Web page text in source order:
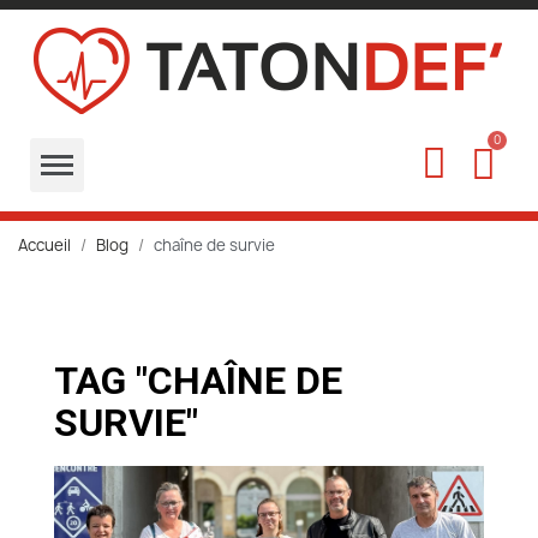
Accueil Blog chaîne de survie
TAG "CHAÎNE DE
SURVIE"